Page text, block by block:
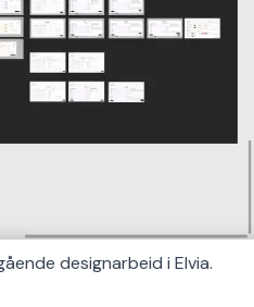
designarbeid i Elvia.